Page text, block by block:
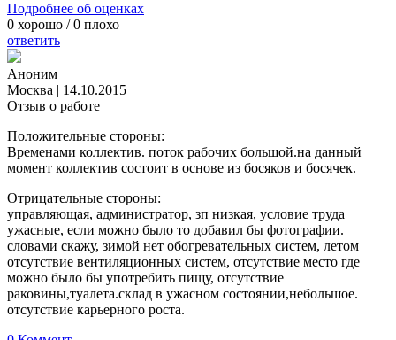
Подробнее об оценках
0 хорошо /0 плохо
ответить
Аноним
Москва | 14.10.2015
Отзыв о работе
Положительные стороны:
Временами коллектив. поток рабочих большой.на данный
момент коллектив состоит в основе из босяков и босячек.
Отрицательные стороны:
управляющая, администратор, зп низкая, условие труда
ужасные, если можно было то добавил бы фотографии.
словами скажу, зимой нет обогревательных систем, летом
отсутствие вентиляционных систем, отсутствие место где
можно было бы употребить пищу, отсутствие
раковины,туалета.склад в ужасном состоянии,небольшое.
отсутствие карьерного роста.